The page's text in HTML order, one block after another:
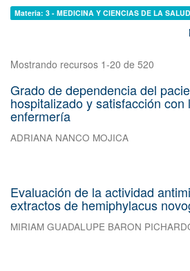
Materia: 3 - MEDICINA Y CIENCIAS DE LA
Mostrando recursos 1-20 de 520
Grado de dependencia del
hospitalizado y satisfacción con
enfermería
ADRIANA NANCO MOJICA
Evaluación de la actividad
extractos de hemiphylacus
MIRIAM GUADALUPE BARON